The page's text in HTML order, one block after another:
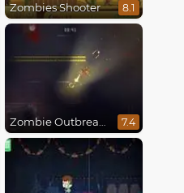
Zombies Shooter 8.1
Zombie Outbreak Arena 7.4